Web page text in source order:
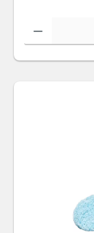
Produkt Anzahl: